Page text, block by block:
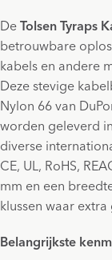
De Tolsen Tyraps
betrouwbare
kabels en andere
Deze stevige
Nylon 66 van
worden geleverd
diverse
CE, UL, RoHS,
mm en een
klussen waar
Belangrijkste